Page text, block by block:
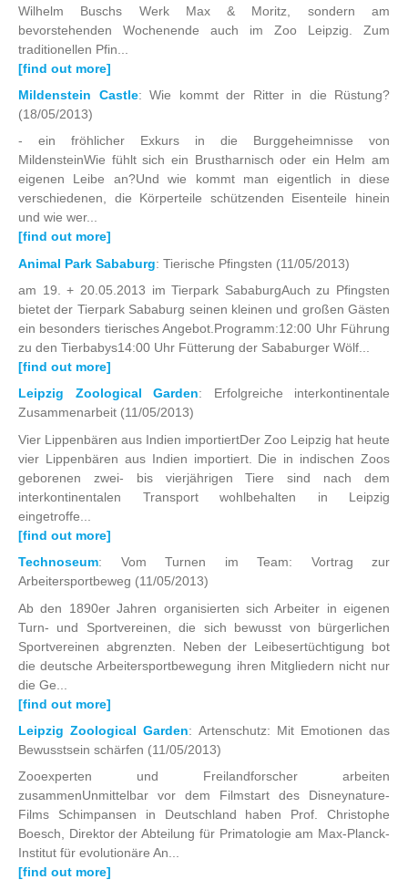
Wilhelm Buschs Werk Max & Moritz, sondern am
bevorstehenden Wochenende auch im Zoo Leipzig. Zum
traditionellen Pfin...
[find out more]
Mildenstein Castle: Wie kommt der Ritter in die Rüstung?
(18/05/2013)
- ein fröhlicher Exkurs in die Burggeheimnisse von
MildensteinWie fühlt sich ein Brustharnisch oder ein Helm am
eigenen Leibe an?Und wie kommt man eigentlich in diese
verschiedenen, die Körperteile schützenden Eisenteile hinein
und wie wer...
[find out more]
Animal Park Sababurg: Tierische Pfingsten (11/05/2013)
am 19. + 20.05.2013 im Tierpark SababurgAuch zu Pfingsten
bietet der Tierpark Sababurg seinen kleinen und großen Gästen
ein besonders tierisches Angebot.Programm:12:00 Uhr Führung
zu den Tierbabys14:00 Uhr Fütterung der Sababurger Wölf...
[find out more]
Leipzig Zoological Garden: Erfolgreiche interkontinentale
Zusammenarbeit (11/05/2013)
Vier Lippenbären aus Indien importiertDer Zoo Leipzig hat heute
vier Lippenbären aus Indien importiert. Die in indischen Zoos
geborenen zwei- bis vierjährigen Tiere sind nach dem
interkontinentalen Transport wohlbehalten in Leipzig
eingetroffe...
[find out more]
Technoseum: Vom Turnen im Team: Vortrag zur
Arbeitersportbeweg (11/05/2013)
Ab den 1890er Jahren organisierten sich Arbeiter in eigenen
Turn- und Sportvereinen, die sich bewusst von bürgerlichen
Sportvereinen abgrenzten. Neben der Leibesertüchtigung bot
die deutsche Arbeitersportbewegung ihren Mitgliedern nicht nur
die Ge...
[find out more]
Leipzig Zoological Garden: Artenschutz: Mit Emotionen das
Bewusstsein schärfen (11/05/2013)
Zooexperten und Freilandforscher arbeiten
zusammenUnmittelbar vor dem Filmstart des Disneynature-
Films Schimpansen in Deutschland haben Prof. Christophe
Boesch, Direktor der Abteilung für Primatologie am Max-Planck-
Institut für evolutionäre An...
[find out more]